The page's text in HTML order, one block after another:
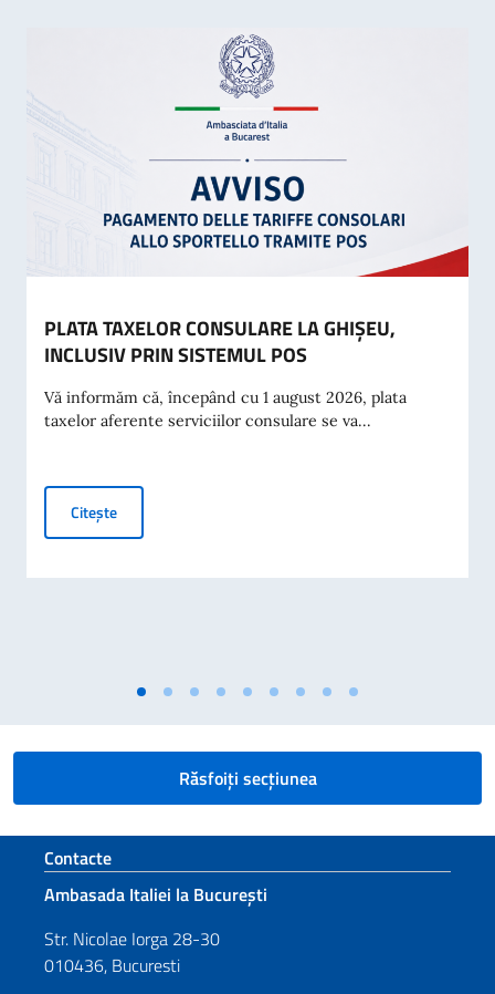
PLATA TAXELOR CONSULARE LA GHIȘEU,
INCLUSIV PRIN SISTEMUL POS
Vă informăm că, începând cu 1 august 2026, plata
taxelor aferente serviciilor consulare se va...
CiteștePLATA TAXELOR CONSULARE LA GHIȘEU, INCLUSIV
Răsfoiți secțiunea
Footer section
Contacte
Ambasada Italiei la București
Str. Nicolae Iorga 28-30
010436, Bucuresti